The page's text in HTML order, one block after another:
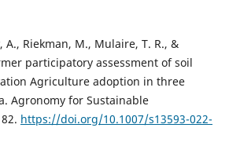
A., Riekman, M., Mulaire, T. R., &
participatory assessment of soil
Agriculture adoption in three
Agronomy for Sustainable
https://doi.org/10.1007/s13593-022-